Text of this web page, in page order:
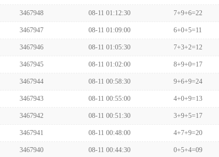
3467948 08-11 01:12:30 7+9+6=22
3467947 08-11 01:09:00 6+0+5=11
3467946 08-11 01:05:30 7+3+2=12
3467945 08-11 01:02:00 8+9+0=17
3467944 08-11 00:58:30 9+6+9=24
3467943 08-11 00:55:00 4+0+9=13
3467942 08-11 00:51:30 3+9+5=17
3467941 08-11 00:48:00 4+7+9=20
3467940 08-11 00:44:30 0+5+4=09